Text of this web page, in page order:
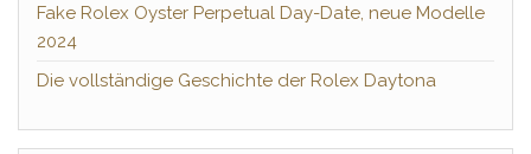
Fake Rolex Oyster Perpetual Day-Date, neue Modelle
2024
Die vollständige Geschichte der Rolex Daytona